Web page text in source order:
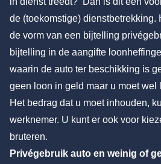
de (toekomstige) dienstbetrekking.
de vorm van een bijtelling
bijtelling in de aangifte
waarin de auto ter beschikking is
geen loon in geld maar u moet wel
Het bedrag dat u moet inhouden,
werknemer. U kunt er ook voor
bruteren.
Privégebruik auto en weinig of